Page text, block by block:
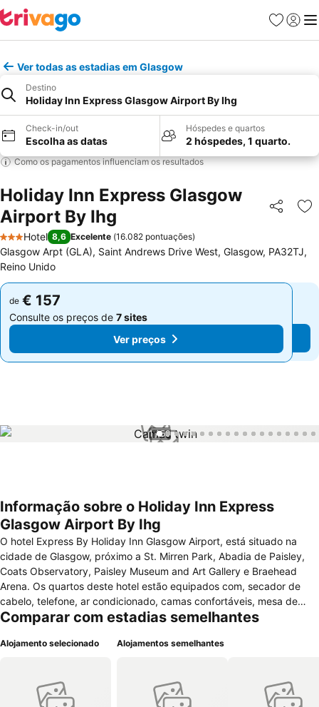
Favoritos
Iniciar
Ver todas as estadias em Glasgow
Destino
Holiday Inn Express Glasgow Airport By Ihg
Check-in/out
Escolha as datas
Hóspedes e quartos
2 hóspedes, 1 quarto.
Como os pagamentos influenciam os resultados
Holiday Inn Express Glasgow
Airport By Ihg
Partilhar
3 Estrelas
Hotel 8,6 Excelente (16.082 pontuações)
Glasgow Arpt (GLA), Saint Andrews Drive West, Glasgow, PA32TJ,
Reino Unido
de € 157
Consulte os preços de 7 sites
Ver preços
de € 157
Consulte os preços de 7 sites
Ver preços
1 / 50
Informação sobre o Holiday Inn Express
Glasgow Airport By Ihg
O hotel Express By Holiday Inn Glasgow Airport, está situado na
cidade de Glasgow, próximo a St. Mirren Park, Abadia de Paisley,
Coats Observatory, Paisley Museum and Art Gallery e Braehead
Arena. Os quartos deste hotel estão equipados com, secador de
cabelo, telefone, ar condicionado, camas confortáveis, mesa de
escritório, cofre, televisão via satélite e janelas com vista. Este hotel
como, acesso à Internet sem fio (alta velocidade), depósito de
serviço de câmbio, recepção, serviços de lavagem a
Comparar com estadias semelhantes
Alojamento selecionado Alojamentos semelhantes